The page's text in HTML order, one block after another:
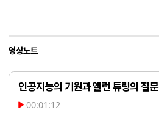
영상노트
인공지능의 기원과 앨런 튜링의 질문
00:01:12